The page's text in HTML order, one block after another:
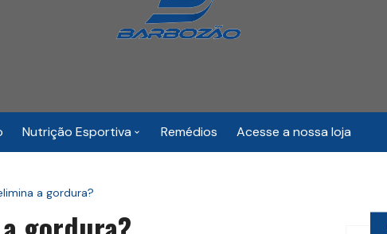
Nutrição Esportiva Remédios Acesse a nossa loja
a gordura?